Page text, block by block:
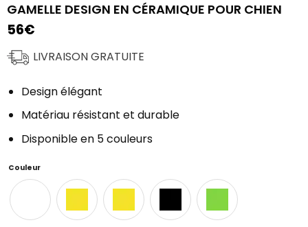
GAMELLE DESIGN EN CÉRAMIQUE POUR CHIEN
56€
LIVRAISON GRATUITE
Design élégant
Matériau résistant et durable
Disponible en 5 couleurs
Couleur